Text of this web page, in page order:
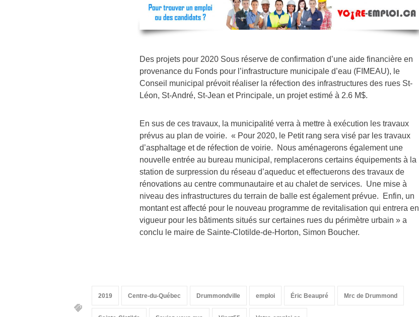
Des projets pour 2020 Sous réserve de confirmation d’une aide financière en
provenance du Fonds pour l’infrastructure municipale d’eau (FIMEAU), le
Conseil municipal prévoit réaliser la réfection des infrastructures des rues St-
Léon, St-André, St-Jean et Principale, un projet estimé à 2.6 M$.
En sus de ces travaux, la municipalité verra à mettre à exécution les travaux
prévus au plan de voirie. « Pour 2020, le Petit rang sera visé par les travaux
d’asphaltage et de réfection de voirie. Nous aménagerons également une
nouvelle entrée au bureau municipal, remplacerons certains équipements à la
station de surpression du réseau d’aqueduc et effectuerons des travaux de
rénovations au centre communautaire et au chalet de services. Une mise à
niveau des infrastructures du terrain de balle est également prévue. Enfin, un
montant est affecté pour le nouveau programme de revitalisation qui entrera en
vigueur pour les bâtiments situés sur certaines rues du périmètre urbain » a
conclu le maire de Sainte-Clotilde-de-Horton, Simon Boucher.
2019 Centre-du-Québec Drummondville emploi Éric Beaupré Mrc de Drummond